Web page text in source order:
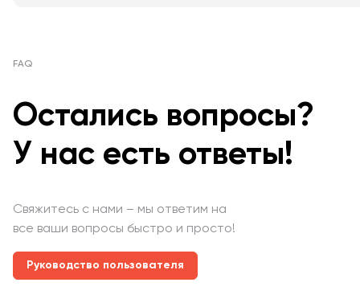
FAQ
Остались вопросы?
У нас есть ответы!
Свяжитесь с нами – мы ответим на
все ваши вопросы быстро и просто!
Руководство пользователя